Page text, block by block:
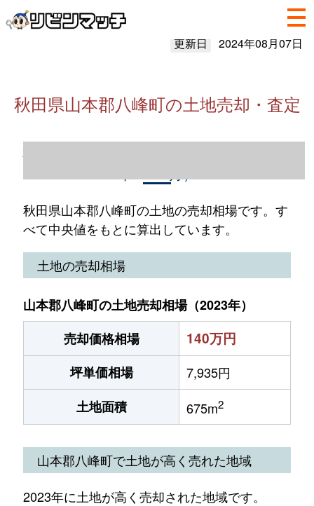
更新日 2024年08月07日
秋田県山本郡八峰町の土地売却・査定
秋田県山本郡八峰町の土地売却情報（2023
秋田県山本郡八峰町の土地の売却相場です。す
べて中央値をもとに算出しています。
土地の売却相場
山本郡八峰町の土地売却相場（2023年）
売却価格相場
140万円
坪単価相場
7,935円
土地面積
675m2
山本郡八峰町で土地が高く売れた地域
2023年に土地が高く売却された地域です。